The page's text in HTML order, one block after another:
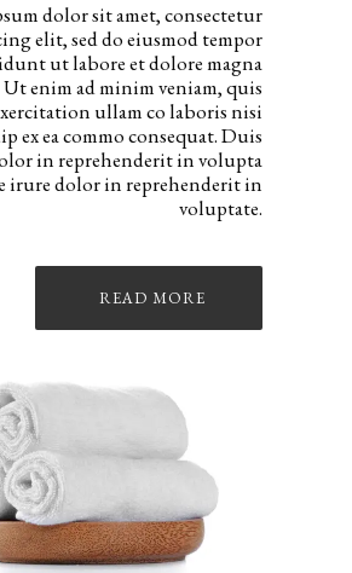
dolor sit amet, consectetur
elit, sed do eiusmod tempor
ut labore et dolore magna
enim ad minim veniam, quis
ullam co laboris nisi
ex ea commo consequat. Duis
in reprehenderit in volupta
irure dolor in reprehenderit in
voluptate.
READ MORE